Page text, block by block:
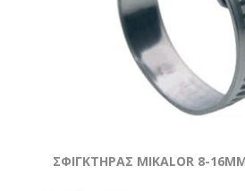
ΣΦΙΓΚΤΗΡΑΣ MIKALOR 8-